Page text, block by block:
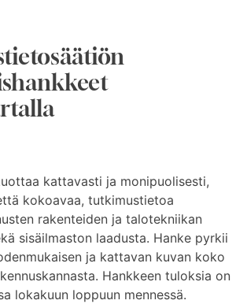
kattavasti ja monipuolisesti,
kokoavaa, tutkimustietoa
rakenteiden ja talotekniikan
sisäilmaston laadusta. Hanke pyrkii
ja kattavan kuvan koko
Hankkeen tuloksia on
lokakuun loppuun mennessä.